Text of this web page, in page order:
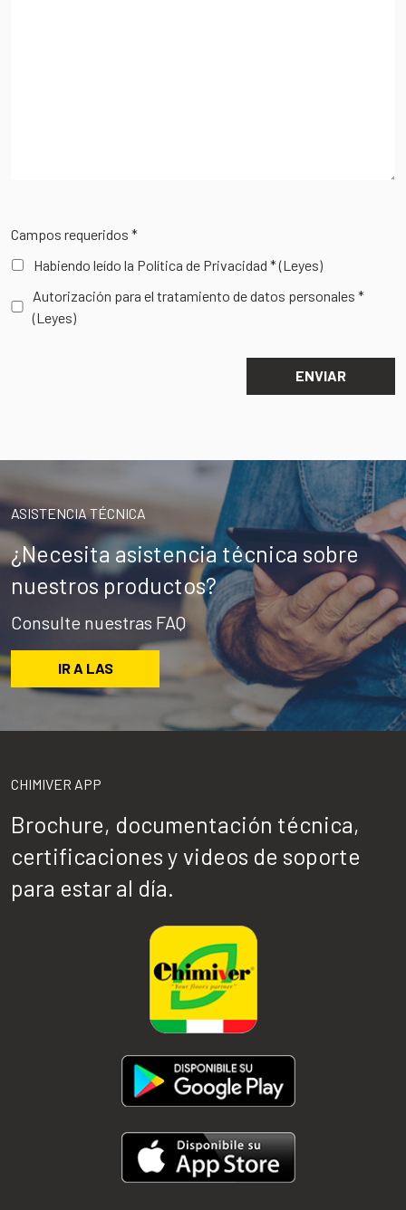
Campos requeridos *
Habiendo leído la Política de Privacidad *(Leyes)
Autorización para el tratamiento de datos personales *
(Leyes)
ASISTENCIA TÉCNICA
¿Necesita asistencia técnica sobre
nuestros productos?
Consulte nuestras FAQ
IR A LAS
CHIMIVER APP
Brochure, documentación técnica,
certificaciones y videos de soporte
para estar al día.